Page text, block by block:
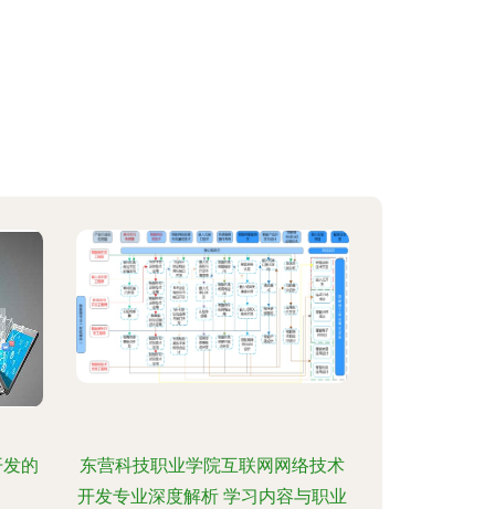
的
东营科技职业学院互联网网络技术
开发专业深度解析 学习内容与职业